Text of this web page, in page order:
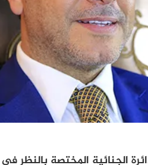
2026 – قضت الدائرة الجنائية المختصة